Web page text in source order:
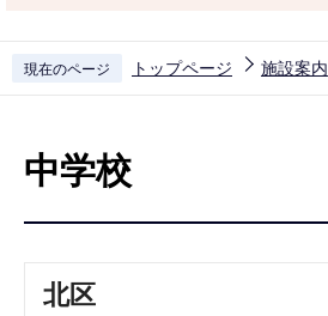
現在のページ トップページ 施設案内
中学校
北区